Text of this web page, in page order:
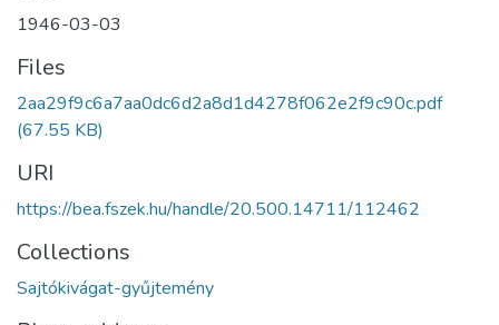
1946-03-03
Files
2aa29f9c6a7aa0dc6d2a8d1d4278f062e2f9c90c.pdf
(67.55 KB)
URI
https://bea.fszek.hu/handle/20.500.14711/112462
Collections
Sajtókivágat-gyűjtemény